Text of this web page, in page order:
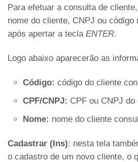
Para efetuar a consulta de
nome do cliente, CNPJ ou código
após apertar a tecla ENTER.
Logo abaixo aparecerão as
Código: código do cliente
CPF/CNPJ: CPF ou CNPJ
Nome: nome do cliente
Cadastrar (Ins): nesta tela
o cadastro de um novo cliente, o